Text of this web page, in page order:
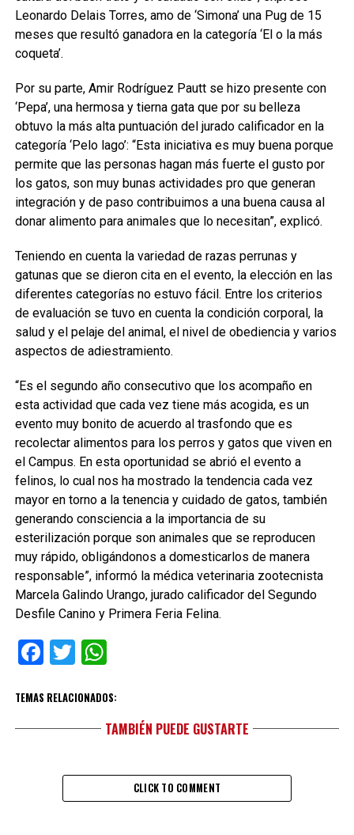
Leonardo Delais Torres, amo de ‘Simona’ una Pug de 15
meses que resultó ganadora en la categoría ‘El o la más
coqueta’.
Por su parte, Amir Rodríguez Pautt se hizo presente con
‘Pepa’, una hermosa y tierna gata que por su belleza
obtuvo la más alta puntuación del jurado calificador en la
categoría ‘Pelo lago’: “Esta iniciativa es muy buena porque
permite que las personas hagan más fuerte el gusto por
los gatos, son muy bunas actividades pro que generan
integración y de paso contribuimos a una buena causa al
donar alimento para animales que lo necesitan”, explicó.
Teniendo en cuenta la variedad de razas perrunas y
gatunas que se dieron cita en el evento, la elección en las
diferentes categorías no estuvo fácil. Entre los criterios
de evaluación se tuvo en cuenta la condición corporal, la
salud y el pelaje del animal, el nivel de obediencia y varios
aspectos de adiestramiento.
“Es el segundo año consecutivo que los acompaño en
esta actividad que cada vez tiene más acogida, es un
evento muy bonito de acuerdo al trasfondo que es
recolectar alimentos para los perros y gatos que viven en
el Campus. En esta oportunidad se abrió el evento a
felinos, lo cual nos ha mostrado la tendencia cada vez
mayor en torno a la tenencia y cuidado de gatos, también
generando consciencia a la importancia de su
esterilización porque son animales que se reproducen
muy rápido, obligándonos a domesticarlos de manera
responsable”, informó la médica veterinaria zootecnista
Marcela Galindo Urango, jurado calificador del Segundo
Desfile Canino y Primera Feria Felina.
Facebook
TwitterWhatsApp
TEMAS RELACIONADOS:
TAMBIÉN PUEDE GUSTARTE
CLICK TO COMMENT